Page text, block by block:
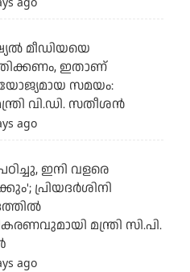
മീഡിയയെ
ഇതാണ്
സമയം:
വി.ഡി. സതീശന്‍
ago
ഇനി വളരെ
പ്രിയദര്‍ശിനി
മന്ത്രി സി.പി.
ago